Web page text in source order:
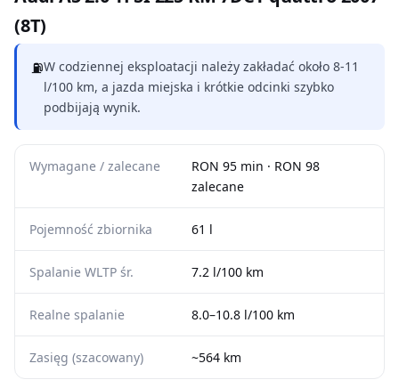
(8T)
⛽W codziennej eksploatacji należy zakładać około 8-11
l/100 km, a jazda miejska i krótkie odcinki szybko
podbijają wynik.
Wymagane / zalecane
RON 95 min · RON 98
zalecane
Pojemność zbiornika 61 l
Spalanie WLTP śr. 7.2 l/100 km
Realne spalanie 8.0–10.8 l/100 km
Zasięg (szacowany) ~564 km